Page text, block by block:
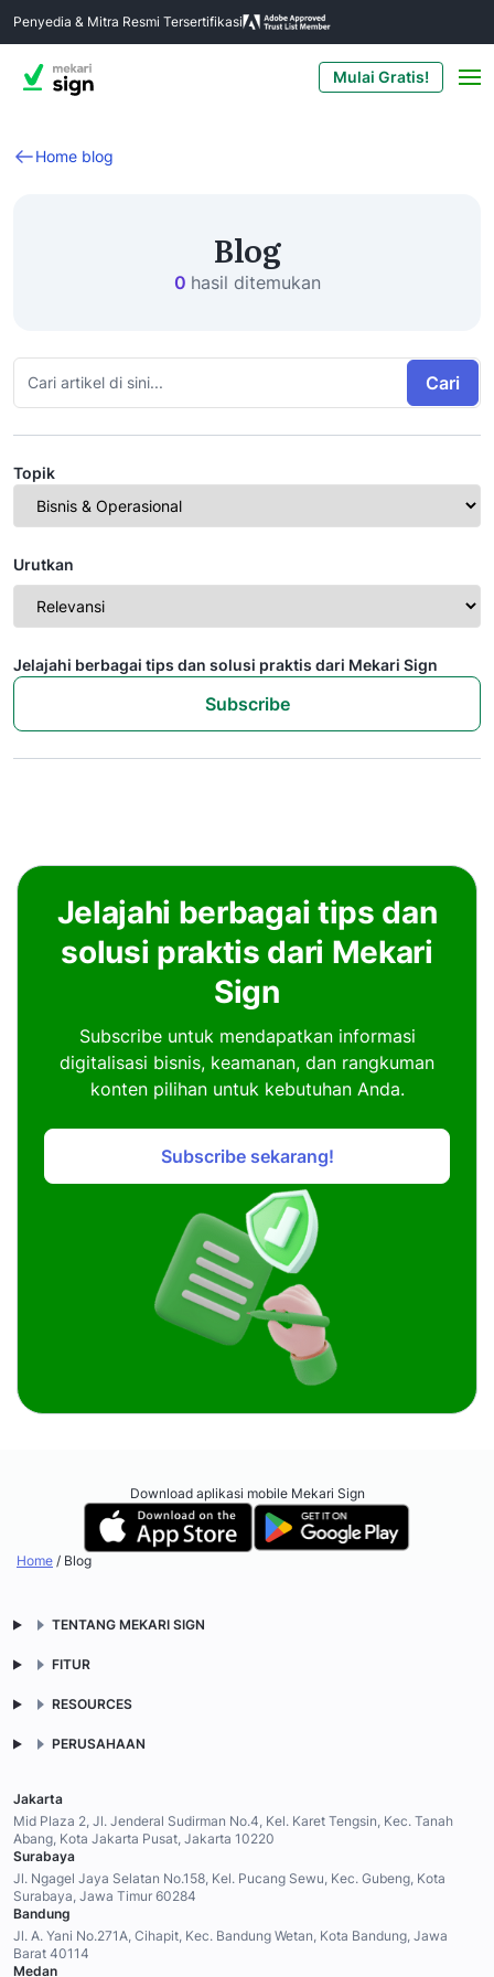
Penyedia & Mitra Resmi Tersertifikasi
Mulai Gratis!
Home blog
Blog
0 hasil ditemukan
Cari
Topik
Urutkan
Jelajahi berbagai tips dan solusi praktis dari Mekari Sign
Subscribe
Jelajahi berbagai tips dan
solusi praktis dari Mekari
Sign
Subscribe untuk mendapatkan informasi
digitalisasi bisnis, keamanan, dan rangkuman
konten pilihan untuk kebutuhan Anda.
Subscribe sekarang!
Home / Blog
Download aplikasi mobile Mekari Sign
TENTANG MEKARI SIGN
FITUR
RESOURCES
PERUSAHAAN
Jakarta
Mid Plaza 2, Jl. Jenderal Sudirman No.4, Kel. Karet Tengsin, Kec. Tanah
Abang, Kota Jakarta Pusat, Jakarta 10220
Surabaya
Jl. Ngagel Jaya Selatan No.158, Kel. Pucang Sewu, Kec. Gubeng, Kota
Surabaya, Jawa Timur 60284
Bandung
Jl. A. Yani No.271A, Cihapit, Kec. Bandung Wetan, Kota Bandung, Jawa
Barat 40114
Medan